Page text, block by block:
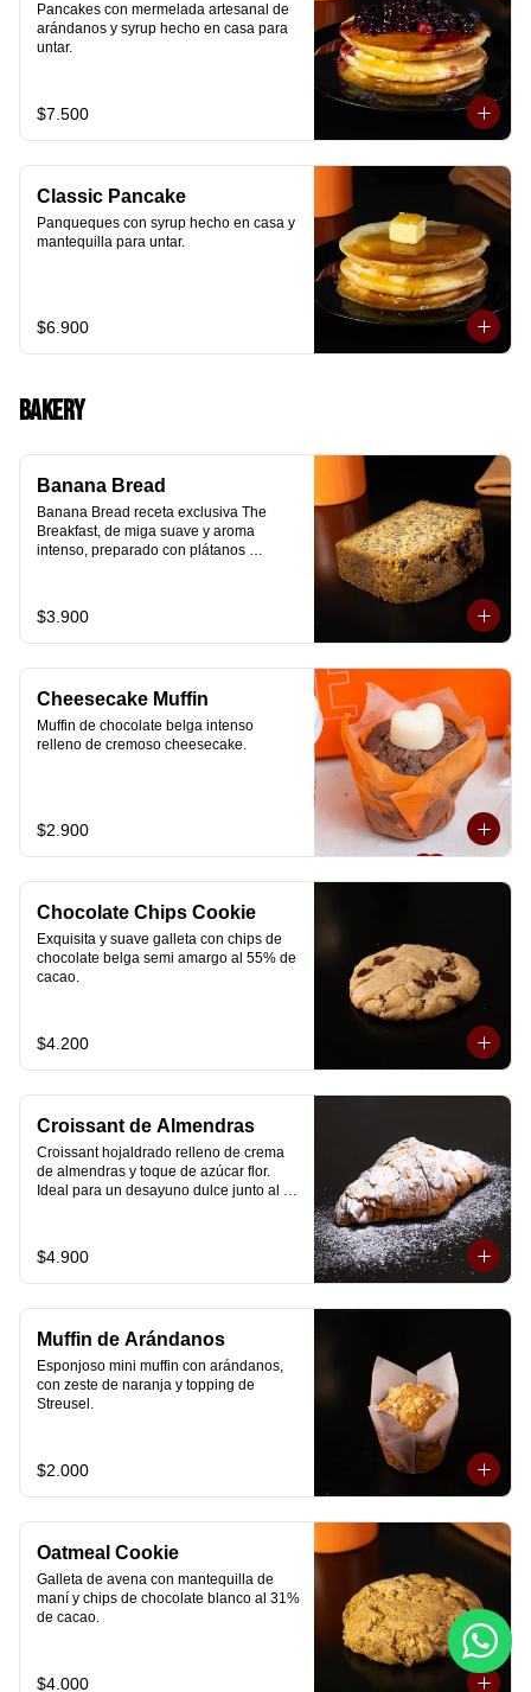
Pancakes con mermelada artesanal de
arándanos y syrup hecho en casa para
untar.
$7.500
Classic Pancake
Panqueques con syrup hecho en casa y
mantequilla para untar.
$6.900
Bakery
Banana Bread
Banana Bread receta exclusiva The
Breakfast, de miga suave y aroma
intenso, preparado con plátanos
$3.900
Cheesecake Muffin
Muffin de chocolate belga intenso
relleno de cremoso cheesecake.
$2.900
Chocolate Chips Cookie
Exquisita y suave galleta con chips de
chocolate belga semi amargo al 55% de
cacao.
$4.200
Croissant de Almendras
Croissant hojaldrado relleno de crema
de almendras y toque de azúcar flor.
Ideal para un desayuno dulce junto al
$4.900
Muffin de Arándanos
Esponjoso mini muffin con arándanos,
con zeste de naranja y topping de
Streusel.
$2.000
Oatmeal Cookie
Galleta de avena con mantequilla de
maní y chips de chocolate blanco al 31%
de cacao.
$4.000